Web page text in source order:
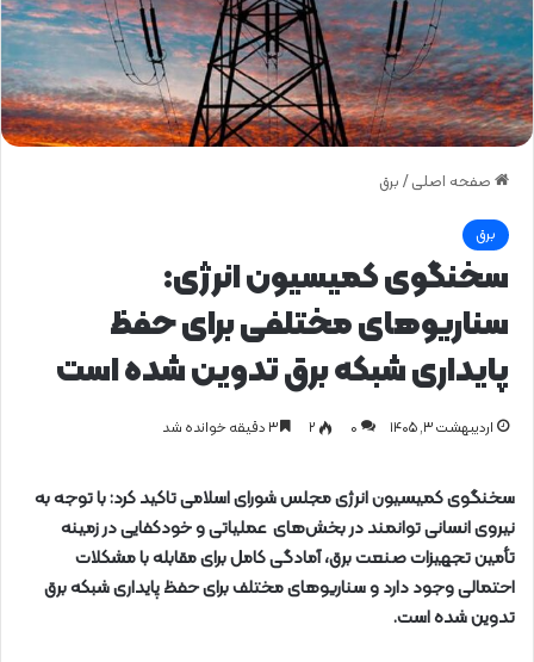
صفحه اصلی / برق
برق
سخنگوی کمیسیون انرژی:
سناریوهای مختلفی برای حفظ
پایداری شبکه برق تدوین شده است
اردیبهشت ۳, ۱۴۰۵ 0 ۲
سخنگوی کمیسیون انرژی مجلس شورای اسلامی تاکید کرد: با توجه به
نیروی انسانی توانمند در بخش‌های عملیاتی و خودکفایی در زمینه
تأمین تجهیزات صنعت برق، آمادگی کامل برای مقابله با مشکلات
احتمالی وجود دارد و سناریوهای مختلف برای حفظ پایداری شبکه برق
تدوین شده است.